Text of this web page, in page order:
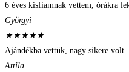
6 éves kisfiamnak vettem, órákra
Györgyi
★★★★★
Ajándékba vettük, nagy sikere volt
Attila